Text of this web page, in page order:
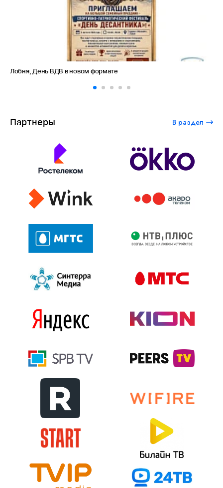
Лобня, День ВДВ в новом формате
Партнеры В раздел